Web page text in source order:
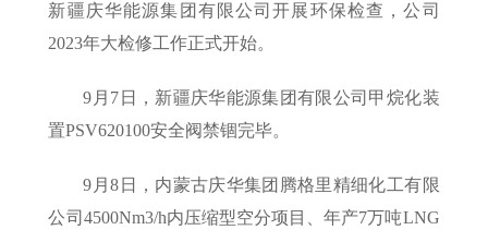
新疆庆华能源集团有限公司开展环保检查，公司
2023年大检修工作正式开始。
9月7日，新疆庆华能源集团有限公司甲烷化装
置PSV620100安全阀禁锢完毕。
9月8日，内蒙古庆华集团腾格里精细化工有限
公司4500Nm3/h内压缩型空分项目、年产7万吨LNG